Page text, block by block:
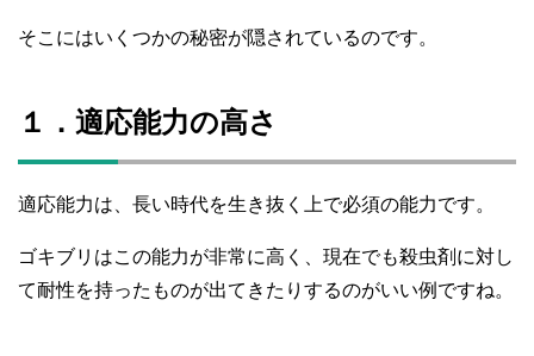
そこにはいくつかの秘密が隠されているのです。
１．適応能力の高さ
適応能力は、長い時代を生き抜く上で必須の能力です。
ゴキブリはこの能力が非常に高く、現在でも殺虫剤に対し
て耐性を持ったものが出てきたりするのがいい例ですね。